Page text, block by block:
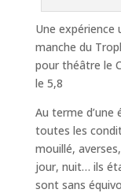
Une expérience
manche du
pour théâtre le
le 5,8
Au terme
toutes les
mouillé,
jour, nuit… ils
sont sans